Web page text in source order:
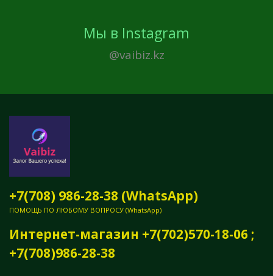
Мы в Instagram
@vaibiz.kz
+7(708) 986-28-38 (WhatsApp)
ПОМОЩЬ ПО ЛЮБОМУ ВОПРОСУ (WhatsApp)
Интернет-магазин +7(702)570-18-06 ;
+7(708)986-28-38